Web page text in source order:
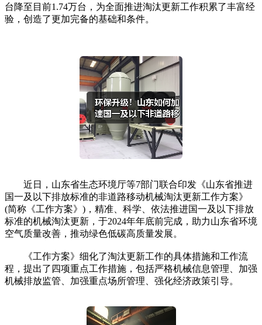
台降至目前1.74万台，为全面推进淘汰更新工作积累了丰富经
验，创造了更加完备的基础和条件。
近日，山东省生态环境厅等7部门联合印发《山东省推进
国一及以下排放标准的非道路移动机械淘汰更新工作方案》
(简称《工作方案》)，精准、科学、依法推进国一及以下排放
标准的机械淘汰更新，于2024年年底前完成，助力山东省环境
空气质量改善，推动绿色低碳高质量发展。
《工作方案》细化了淘汰更新工作的具体措施和工作流
程，提出了四项重点工作措施，包括严格机械信息管理、加强
机械排放监管、加强重点场所管理、强化经济政策引导。